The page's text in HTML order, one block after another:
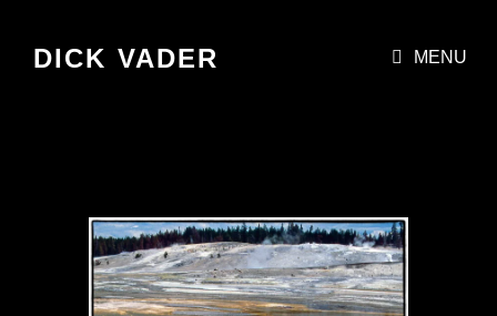
DICK VADER MENU